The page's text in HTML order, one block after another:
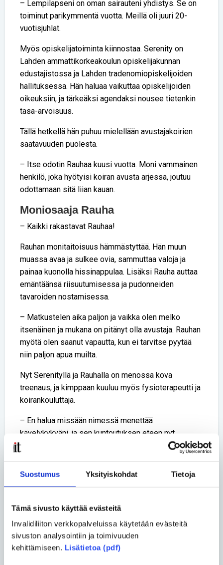
Suostumus Yksityiskohdat Tietoja
Tämä sivusto käyttää evästeitä
Invalidiliiton verkkopalveluissa käytetään evästeitä
sivuston analysointiin ja toimivuuden
kehittämiseen. Lisätietoa (pdf)
– Lempilapseni on oman sairauteni yhdistys. Se on
toiminut parikymmentä vuotta. Meillä oli juuri 20-
vuotisjuhlat.
Myös opiskelijatoiminta kiinnostaa. Serenity on
Lahden ammattikorkeakoulun opiskelijakunnan
edustajistossa ja Lahden tradenomiopiskelijoiden
hallituksessa. Hän haluaa vaikuttaa opiskelijoiden
oikeuksiin, ja tärkeäksi agendaksi nousee tietenkin
tasa-arvoisuus.
Tällä hetkellä hän puhuu mielellään avustajakoirien
saatavuuden puolesta.
– Itse odotin Rauhaa kuusi vuotta. Moni vammainen
henkilö, joka hyötyisi koiran avusta arjessa, joutuu
odottamaan sitä liian kauan.
Moniosaaja Rauha
– Kaikki rakastavat Rauhaa!
Rauhan monitaitoisuus hämmästyttää. Hän muun
muassa avaa ja sulkee ovia, sammuttaa valoja ja
painaa kuonolla hissinappulaa. Lisäksi Rauha auttaa
emäntäänsä riisuutumisessa ja pudonneiden
tavaroiden nostamisessa.
– Matkustelen aika paljon ja vaikka olen melko
itsenäinen ja mukana on pitänyt olla avustaja. Rauhan
myötä olen saanut vapautta, kun ei tarvitse pyytää
niin paljon apua muilta.
Nyt Serenityllä ja Rauhalla on menossa kova
treenaus, ja kimppaan kuuluu myös fysioterapeutti ja
koirankouluttaja.
– En halua missään nimessä menettää
kävelykykyäni, ja sen kuntoutuksen eteen nyt
työskennellään. Olen saamassa uudet tukikengät ja
– Tasapainoni on heikko ja liikun vaappuen. Rauha
myös jonkinlaisen tangon tai narun.
Sähköpyörätuolista Serenity ei aio luopua, mutta
tavoitteena on vuoden päästä pärjätä kävellen töissä
tai koulussa.